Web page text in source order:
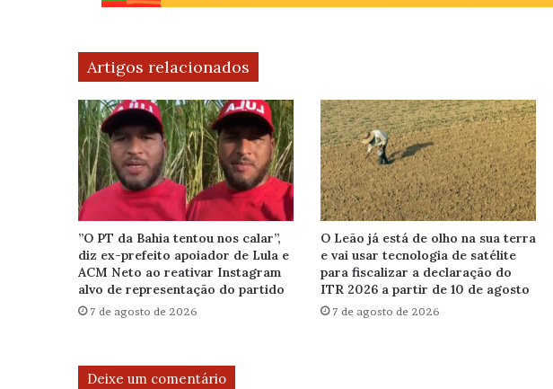
Artigos relacionados
”O PT da Bahia tentou nos calar”,
diz ex-prefeito apoiador de Lula e
ACM Neto ao reativar Instagram
alvo de representação do partido
7 de agosto de 2026
O Leão já está de olho na sua terra
e vai usar tecnologia de satélite
para fiscalizar a declaração do
ITR 2026 a partir de 10 de agosto
7 de agosto de 2026
Deixe um comentário